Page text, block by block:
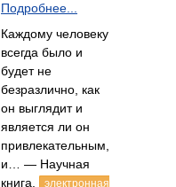
Подробнее...
Каждому человеку
всегда было и
будет не
безразлично, как
он выглядит и
является ли он
привлекательным,
и… — Научная
книга,
электронная